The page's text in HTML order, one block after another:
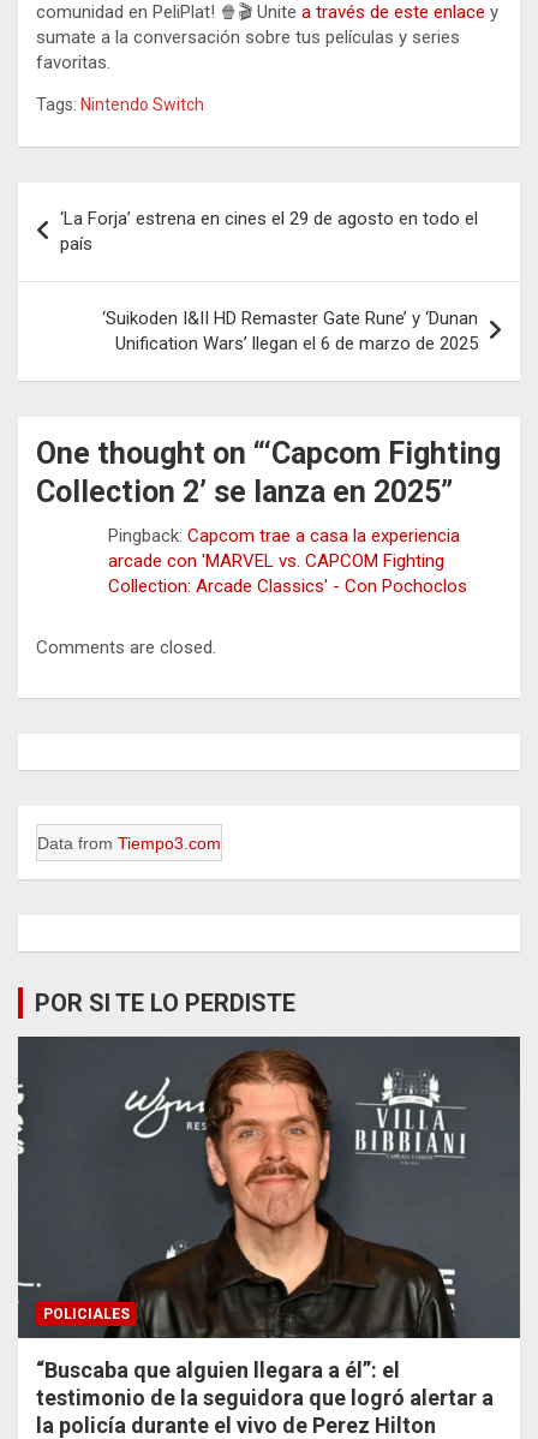
comunidad en PeliPlat! 🍿🎬 Unite a través de este enlace y
sumate a la conversación sobre tus películas y series
favoritas.
Tags: Nintendo Switch
de
entradas
‘La Forja’ estrena en cines el 29 de agosto en todo el
país
‘Suikoden I&II HD Remaster Gate Rune’ y ‘Dunan
Unification Wars’ llegan el 6 de marzo de 2025
One thought on “‘Capcom Fighting
Collection 2’ se lanza en 2025”
Pingback: Capcom trae a casa la experiencia
arcade con 'MARVEL vs. CAPCOM Fighting
Collection: Arcade Classics' - Con Pochoclos
Comments are closed.
Data from Tiempo3.com
POR SI TE LO PERDISTE
POLICIALES
“Buscaba que alguien llegara a él”: el
testimonio de la seguidora que logró alertar a
la policía durante el vivo de Perez Hilton